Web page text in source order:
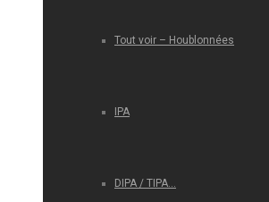
Tout voir – Houblonnées
IPA
DIPA / TIPA…